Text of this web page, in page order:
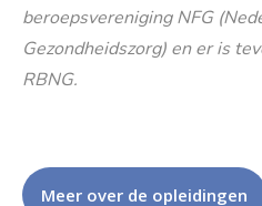
beroepsvereniging NFG
Gezondheidszorg) en er is
RBNG.
Meer over de opleidingen